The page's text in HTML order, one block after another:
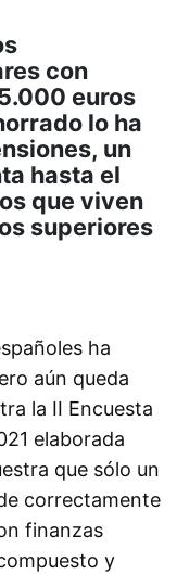
con
euros
lo ha
un
hasta el
que viven
superiores
ha
aún queda
la II Encuesta
elaborada
que sólo un
correctamente
finanzas
y